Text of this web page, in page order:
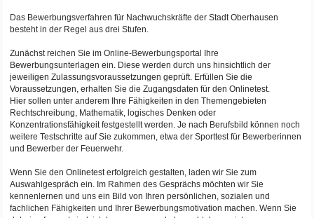
Das Bewerbungsverfahren für Nachwuchskräfte der Stadt Oberhausen
besteht in der Regel aus drei Stufen.
Zunächst reichen Sie im Online-Bewerbungsportal Ihre
Bewerbungsunterlagen ein. Diese werden durch uns hinsichtlich der
jeweiligen Zulassungsvoraussetzungen geprüft. Erfüllen Sie die
Voraussetzungen, erhalten Sie die Zugangsdaten für den Onlinetest.
Hier sollen unter anderem Ihre Fähigkeiten in den Themengebieten
Rechtschreibung, Mathematik, logisches Denken oder
Konzentrationsfähigkeit festgestellt werden. Je nach Berufsbild können noch
weitere Testschritte auf Sie zukommen, etwa der Sporttest für Bewerberinnen
und Bewerber der Feuerwehr.
Wenn Sie den Onlinetest erfolgreich gestalten, laden wir Sie zum
Auswahlgespräch ein. Im Rahmen des Gesprächs möchten wir Sie
kennenlernen und uns ein Bild von Ihren persönlichen, sozialen und
fachlichen Fähigkeiten und Ihrer Bewerbungsmotivation machen. Wenn Sie